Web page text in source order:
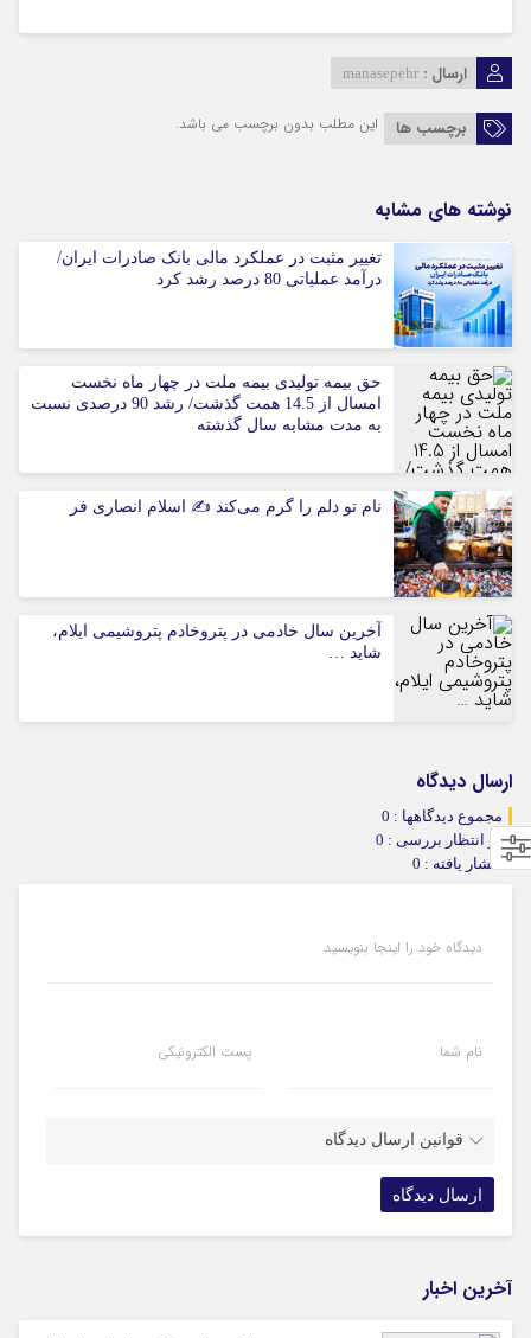
ارسال : manasepehr
برچسب ها این مطلب بدون برچسب می باشد.
نوشته های مشابه
تغییر مثبت در عملکرد مالی بانک صادرات ایران/
درآمد عملیاتی 80 درصد رشد کرد
حق بیمه تولیدی بیمه ملت در چهار ماه نخست
امسال از 14.5 همت گذشت/ رشد 90 درصدی نسبت
به مدت مشابه سال گذشته
نام تو دلم را گرم می‌کند ✍️ اسلام انصاری فر
آخرین سال خادمی در پتروخادم پتروشیمی ایلام،
شاید …
ارسال دیدگاه
مجموع دیدگاهها : 0
در انتظار بررسی : 0
انتشار یافته : 0
دیدگاه خود را اینجا بنویسید
نام شما پست الکترونیکی
قوانین ارسال دیدگاه
آخرین اخبار